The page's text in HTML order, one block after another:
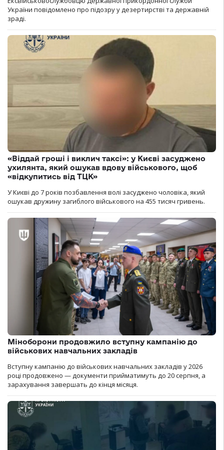
України повідомлено про підозру у дезертирстві та державній
зраді.
«Віддай гроші і виклич таксі»: у Києві засуджено
ухилянта, який ошукав вдову військового, щоб
«відкупитись від ТЦК»
У Києві до 7 років позбавлення волі засуджено чоловіка, який
ошукав дружину загиблого військового на 455 тисяч гривень.
Міноборони продовжило вступну кампанію до
військових навчальних закладів
Вступну кампанію до військових навчальних закладів у 2026
році продовжено — документи прийматимуть до 20 серпня, а
зарахування завершать до кінця місяця.